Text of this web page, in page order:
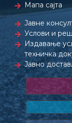
Мапа сајта
Јавне
Услови и
Издавање
техничка
Јавно